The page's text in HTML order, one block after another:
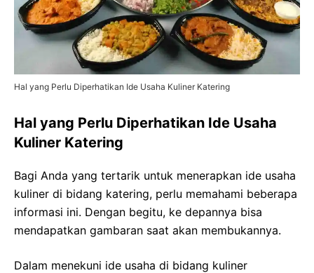
Hal yang Perlu Diperhatikan Ide Usaha Kuliner Katering
Hal yang Perlu Diperhatikan Ide Usaha
Kuliner Katering
Bagi Anda yang tertarik untuk menerapkan ide usaha
kuliner di bidang katering, perlu memahami beberapa
informasi ini. Dengan begitu, ke depannya bisa
mendapatkan gambaran saat akan membukannya.
Dalam menekuni ide usaha di bidang kuliner